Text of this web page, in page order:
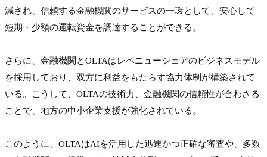
減され、信頼する金融機関のサービスの一環として、安心して
短期・少額の運転資金を調達することができる。
さらに、金融機関とOLTAはレベニューシェアのビジネスモデル
を採用しており、双方に利益をもたらす協力体制が構築されて
いる。こうして、OLTAの技術力、金融機関の信頼性が合わさる
ことで、地方の中小企業支援が強化されている。
このように、OLTAはAIを活用した迅速かつ正確な審査や、多数